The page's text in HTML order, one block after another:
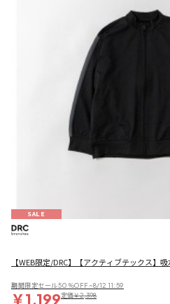
SALE
【WEB限定/DRC】【アクティブテックス】
期間限定セール50％OFF~8/12 11:59
￥1,199定価￥2,398